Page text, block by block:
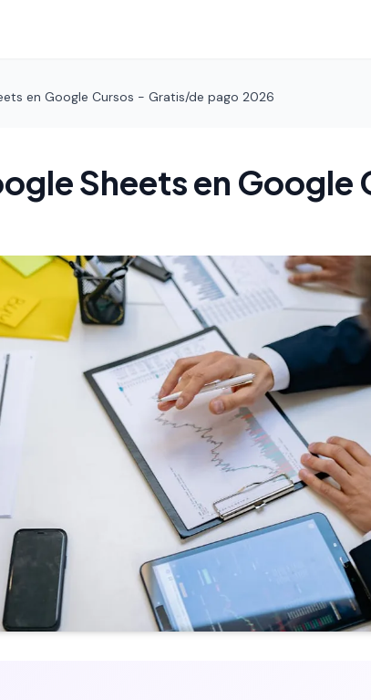
en Google Cursos - Gratis/de pago 2026
Sheets en Google